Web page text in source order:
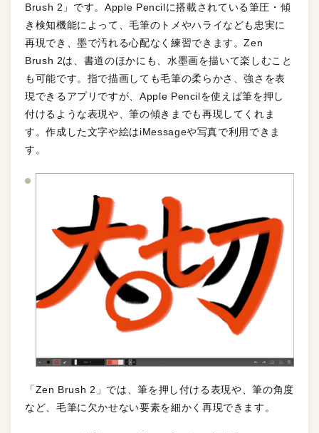
Brush 2」です。Apple Pencilに搭載されている筆圧・傾
き検知機能によって、毛筆のトメやハライなども忠実に
再現でき、墨で汚れる心配なく練習できます。Zen
Brush 2は、書道のほかにも、水墨画を描いて楽しむこと
も可能です。指で描画しても毛筆の柔らかさ、強さを表
現できるアプリですが、Apple Pencilを使えば筆を押し
付けるような表現や、筆の傾きまでも再現してくれま
す。作成した文字や絵はiMessageや写真で利用できま
す。
「Zen Brush 2」では、筆を押し付ける表現や、筆の角度
など、毛筆に欠かせない要素を細かく再現できます。